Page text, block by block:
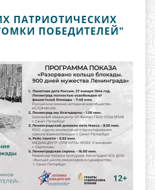
ПАТРИОТИЧЕСКИХ
ПОБЕДИТЕЛЕЙ"